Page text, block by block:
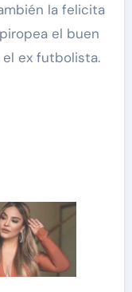
la felicita
el buen
ex futbolista.